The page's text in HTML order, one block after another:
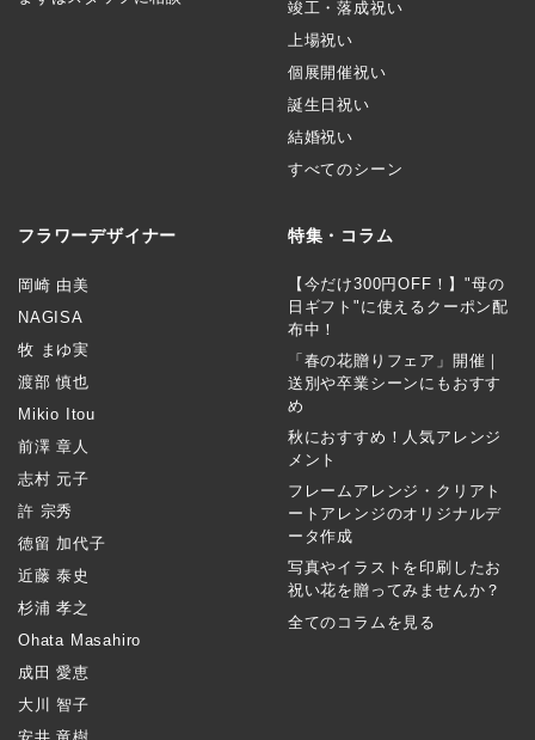
竣工・落成祝い
上場祝い
個展開催祝い
誕生日祝い
結婚祝い
すべてのシーン
フラワーデザイナー
岡崎 由美
NAGISA
牧 まゆ実
渡部 慎也
Mikio Itou
前澤 章人
志村 元子
許 宗秀
徳留 加代子
近藤 泰史
杉浦 孝之
Ohata Masahiro
成田 愛恵
大川 智子
特集・コラム
【今だけ300円OFF！】"母の
日ギフト"に使えるクーポン配
布中！
「春の花贈りフェア」開催｜
送別や卒業シーンにもおすす
め
秋におすすめ！人気アレンジ
メント
フレームアレンジ・クリアト
ートアレンジのオリジナルデ
ータ作成
写真やイラストを印刷したお
祝い花を贈ってみませんか？
全てのコラムを見る